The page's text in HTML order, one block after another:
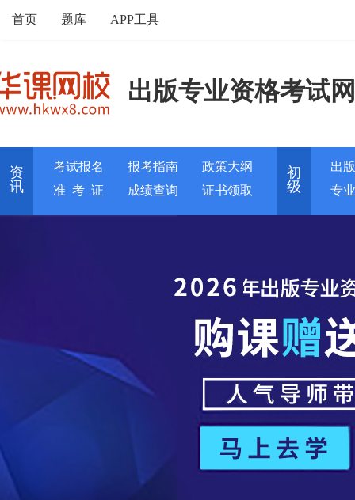
首页 题库 APP工具
出版专业资格考试网
资
讯
考试报名 报考指南
政策大纲
准 考 证
成绩查询 证书领取
初
级
出
专